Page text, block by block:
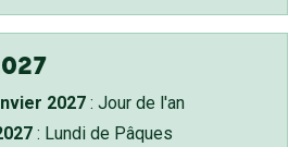
2027 : Jour de l'an
: Lundi de Pâques